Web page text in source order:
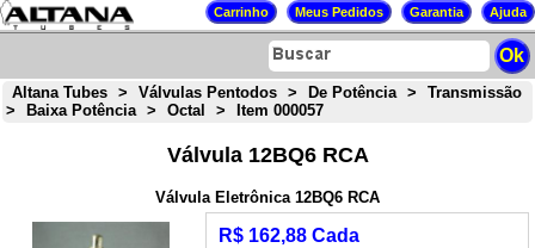
Altana Tubes > Válvulas Pentodos > De Potência >
Transmissão
>
Baixa Potência > Octal > Item 000057
Válvula 12BQ6 RCA
Válvula Eletrônica 12BQ6 RCA
R$ 162,88 Cada